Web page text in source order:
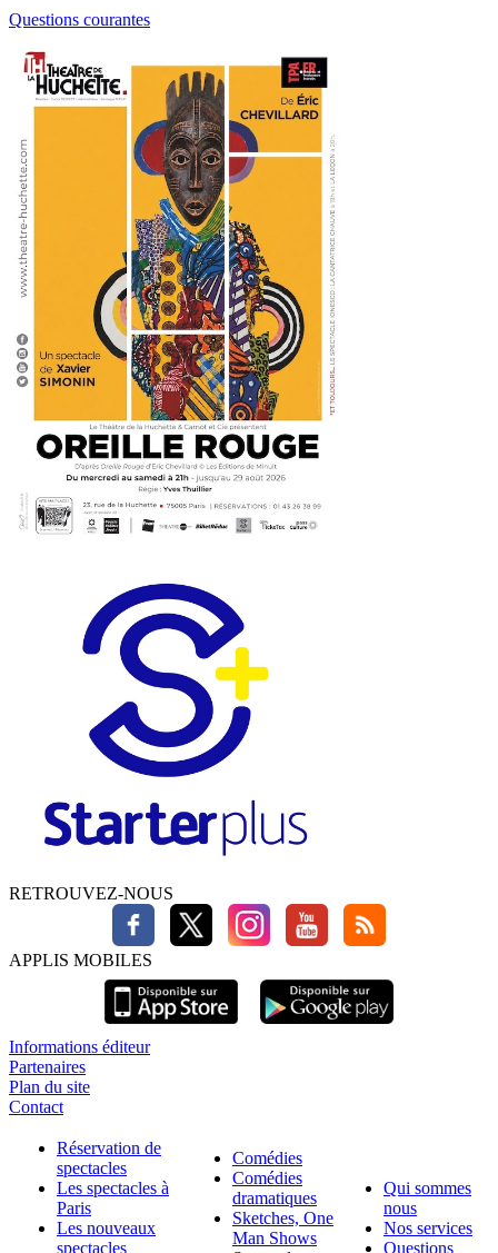
Questions courantes
RETROUVEZ-NOUS
APPLIS MOBILES
Informations éditeur
Partenaires
Plan du site
Contact
Réservation de
spectacles
Les spectacles à
Paris
Les nouveaux
spectacles
Comédies
Comédies
dramatiques
Sketches, One
Man Shows
Qui sommes
nous
Nos services
Questions